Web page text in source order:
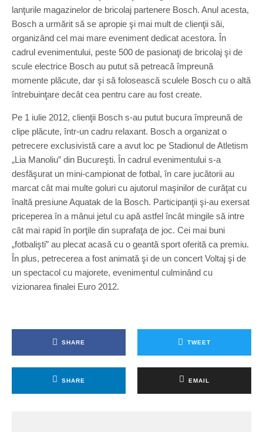
lanţurile magazinelor de bricolaj partenere Bosch. Anul acesta,
Bosch a urmărit să se apropie şi mai mult de clienţii săi,
organizând cel mai mare eveniment dedicat acestora. În
cadrul evenimentului, peste 500 de pasionaţi de bricolaj şi de
scule electrice Bosch au putut să petreacă împreună
momente plăcute, dar şi să folosească sculele Bosch cu o altă
întrebuinţare decât cea pentru care au fost create.
Pe 1 iulie 2012, clienţii Bosch s-au putut bucura împreună de
clipe plăcute, într-un cadru relaxant. Bosch a organizat o
petrecere exclusivistă care a avut loc pe Stadionul de Atletism
„Lia Manoliu” din Bucureşti. În cadrul evenimentului s-a
desfăşurat un mini-campionat de fotbal, în care jucătorii au
marcat cât mai multe goluri cu ajutorul maşinilor de curăţat cu
înaltă presiune Aquatak de la Bosch. Participanţii şi-au exersat
priceperea în a mânui jetul cu apă astfel încât mingile să intre
cât mai rapid în porţile din suprafaţa de joc. Cei mai buni
„fotbalişti” au plecat acasă cu o geantă sport oferită ca premiu.
În plus, petrecerea a fost animată şi de un concert Voltaj şi de
un spectacol cu majorete, evenimentul culminând cu
vizionarea finalei Euro 2012.
SHARE TWEET
SHARE EMAIL